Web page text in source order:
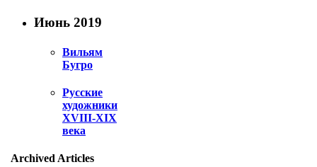
Июнь 2019
Вильям
Бугро
Русские
художники
XVIII-XIX
века
Archived Articles